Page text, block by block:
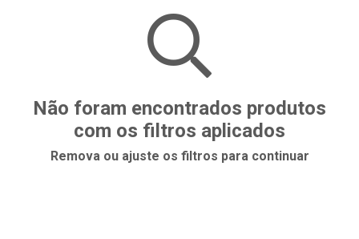
Não foram encontrados produtos
com os filtros aplicados
Remova ou ajuste os filtros para continuar